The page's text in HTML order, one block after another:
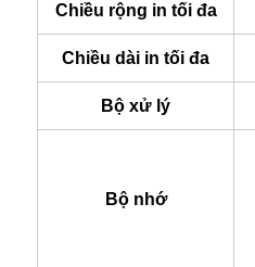
Chiều rộng in tối đa
Chiều dài in tối đa
Bộ xử lý
Bộ nhớ